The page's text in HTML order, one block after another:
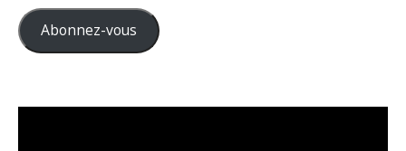
mail
Abonnez-vous